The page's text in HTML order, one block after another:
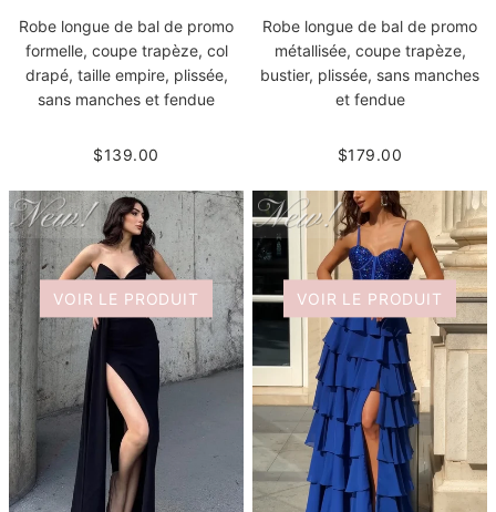
Robe longue de bal de promo
formelle, coupe trapèze, col
drapé, taille empire, plissée,
sans manches et fendue
$139.00
Robe longue de bal de promo
métallisée, coupe trapèze,
bustier, plissée, sans manches
et fendue
$179.00
VOIR LE PRODUIT VOIR LE PRODUIT